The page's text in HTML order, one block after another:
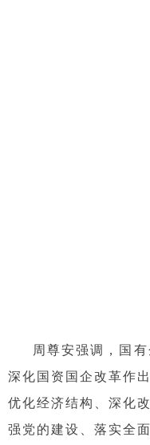
周尊安强调，国有
深化国资国企改革作
优化经济结构、深化
强党的建设、落实全